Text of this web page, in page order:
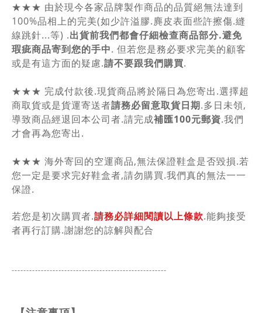
★★★ 由於現今各家品牌製作商品的品質絕無法達到
100%品相上的完美(如少許溢膠.麂皮表面些許擦傷.縫
線跳針...等) .出貨前我們都會仔細檢查商品部分.避免
瑕疵商品寄到您的手中. 但若您是務必要求完美的顧客
或是有這方面的疑慮.請不要跟我們購買.
★★★ 完成付款後.現貨商品將於隔日為您寄出.選擇超
商取貨或是貨運寄送者請務必留意取貨日期.多日未領,
導致商品經退回本公司者.請完成補匯100元郵資.我們
才會再為您寄出.
★★★ 海外寄回的空運商品,無法保證鞋盒是否毀損.若
您一定是要求完好鞋盒者,請勿購買.我們真的無法一一
保證.
若您是初次購買者.請務必詳細閱讀以上條款.能夠接受
者再行訂購.謝謝您的諒解與配合
-----------------------------------------------------